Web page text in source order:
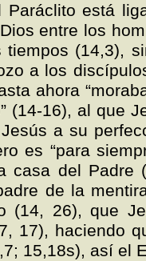
Paráclito está
entre los
(14,3),
a los
ahora
(14-16), al que
a su
es “para
casa del Padre
de la
(14, 26), que
17), haciendo
15,18s), así el